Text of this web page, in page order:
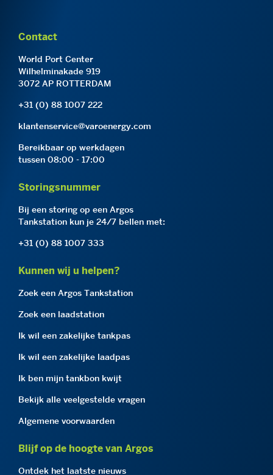
Contact
World Port Center
Wilhelminakade 919
3072 AP ROTTERDAM
+31 (0) 88 1007 222
klantenservice@varoenergy.com
Bereikbaar op werkdagen
tussen 08:00 - 17:00
Storingsnummer
Bij een storing op een Argos
Tankstation kun je 24/7 bellen met:
+31 (0) 88 1007 333
Kunnen wij u helpen?
Zoek een Argos Tankstation
Zoek een laadstation
Ik wil een zakelijke tankpas
Ik wil een zakelijke laadpas
Ik ben mijn tankbon kwijt
Bekijk alle veelgestelde vragen
Algemene voorwaarden
Blijf op de hoogte van Argos
Ontdek het laatste nieuws